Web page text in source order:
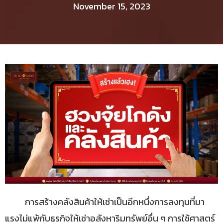
November 15, 2023
การสร้างคลังสินค้าให้เช่าเป็นอีกหนึ่งการลงทุนที่มา
แรงไม่แพ้กับธุรกิจให้เช่าอสังหาริมทรัพย์อื่น ๆ การใช้ศาสตร์